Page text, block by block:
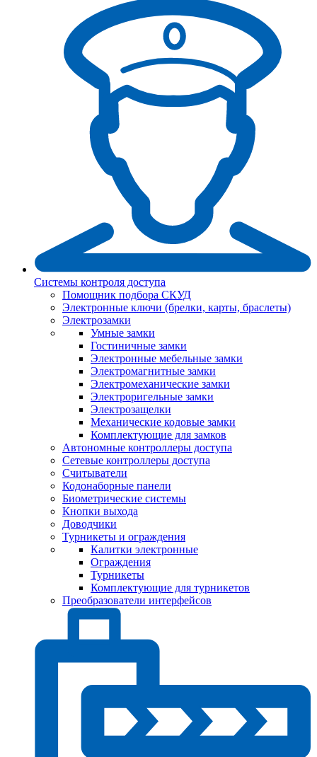
Системы контроля доступа
Помощник подбора СКУД
Электронные ключи (брелки, карты, браслеты)
Электрозамки
Умные замки
Гостиничные замки
Электронные мебельные замки
Электромагнитные замки
Электромеханические замки
Электроригельные замки
Электрозащелки
Механические кодовые замки
Комплектующие для замков
Автономные контроллеры доступа
Сетевые контроллеры доступа
Считыватели
Кодонаборные панели
Биометрические системы
Кнопки выхода
Доводчики
Турникеты и ограждения
Калитки электронные
Ограждения
Турникеты
Комплектующие для турникетов
Преобразователи интерфейсов